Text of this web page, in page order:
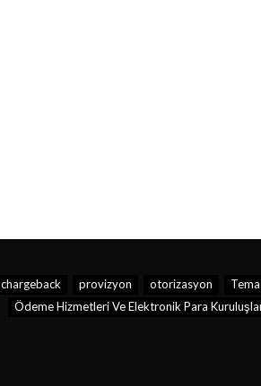
chargeback provizyon otorizasyon
Ödeme Hizmetleri Ve Elektronik Para